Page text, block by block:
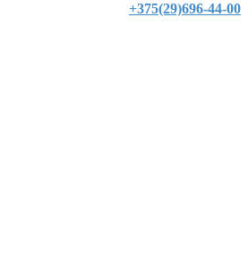
+375(29)696-44-00